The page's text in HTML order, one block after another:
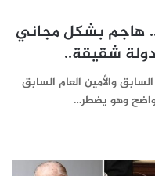
هاجم بشكل مجاني
شقيقة..
والأمين العام السابق
واضح وهو يضطر…